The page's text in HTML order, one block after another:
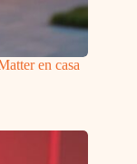
en casa